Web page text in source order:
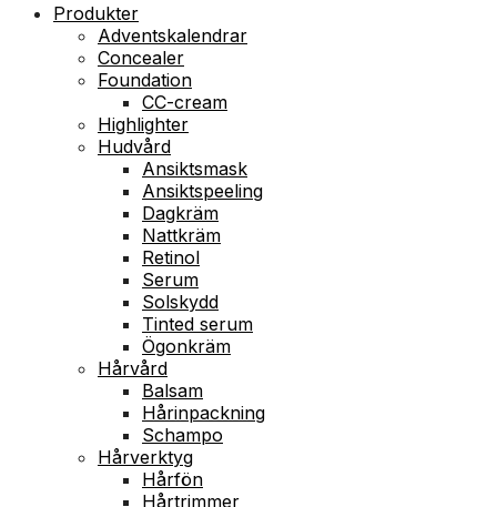
Produkter
Adventskalendrar
Concealer
Foundation
CC-cream
Highlighter
Hudvård
Ansiktsmask
Ansiktspeeling
Dagkräm
Nattkräm
Retinol
Serum
Solskydd
Tinted serum
Ögonkräm
Hårvård
Balsam
Hårinpackning
Schampo
Hårverktyg
Hårfön
Hårtrimmer